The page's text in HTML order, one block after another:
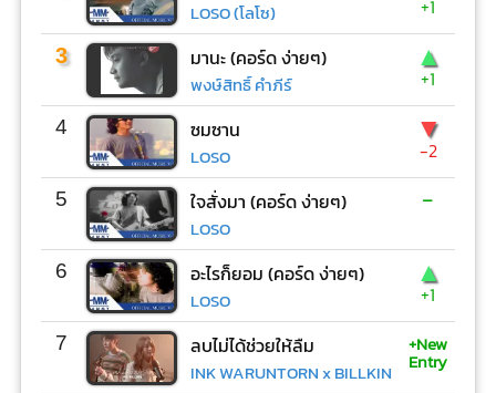
LOSO (โลโซ) +1
3 มานะ (คอร์ด ง่ายๆ)
พงษ์สิทธิ์ คำภีร์
▲
+1
4 ซมซาน
LOSO
▼
-2
5 ใจสั่งมา (คอร์ด ง่ายๆ)
LOSO
-
6 อะไรก็ยอม (คอร์ด ง่ายๆ)
LOSO
▲
+1
7 ลบไม่ได้ช่วยให้ลืม
INK WARUNTORN x BILLKIN
+New
Entry